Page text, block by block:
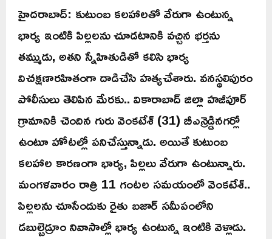
హైదరాబాద్: కుటుంబ కలహాలతో వేరుగా ఉంటున్న
భార్య ఇంటికి పిల్లలను చూడటానికి వచ్చిన భర్తను
తమ్ముడు, అతని స్నేహితుడితో కలిసి భార్య
విచక్షణారహితంగా దాడిచేసి హత్యచేశారు. వనస్థలిపురం
పోలీసులు తెలిపిన మేరకు.. వికారాబాద్ జిల్లా హజీపూర్
గ్రామానికి చెందిన గురు వెంకటేశ్ (31) బీఎన్రెడ్డినగర్లో
ఉంటూ హోటల్లో పనిచేస్తున్నాడు. అయితే కుటుంబ
కలహాల కారణంగా భార్య, పిల్లలు వేరుగా ఉంటున్నారు.
మంగళవారం రాత్రి 11 గంటల సమయంలో వెంకటేశ్..
పిల్లలను చూసేందుకు రైతు బజార్ సమీపంలోని
డబుల్బెడ్రూం నివాసాల్లో భార్య ఉంటున్న ఇంటికి వెళ్లాడు.